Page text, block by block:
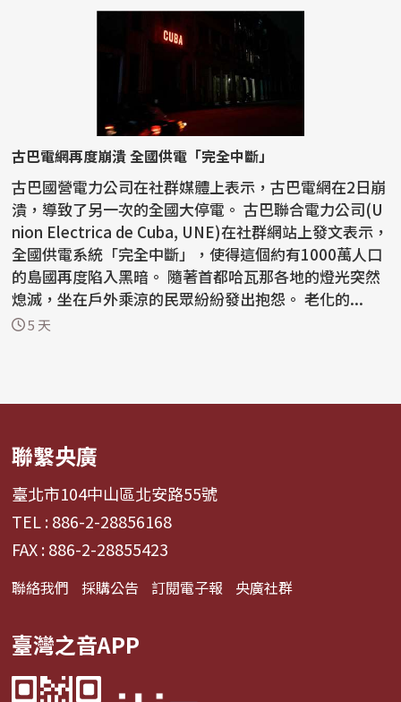
古巴電網再度崩潰 全國供電「完全中斷」
古巴國營電力公司在社群媒體上表示，古巴電網在2日崩
潰，導致了另一次的全國大停電。 古巴聯合電力公司(U
nion Electrica de Cuba, UNE)在社群網站上發文表示，
全國供電系統「完全中斷」，使得這個約有1000萬人口
的島國再度陷入黑暗。 隨著首都哈瓦那各地的燈光突然
熄滅，坐在戶外乘涼的民眾紛紛發出抱怨。 老化的...
5 天
聯繫央廣
臺北市104中山區北安路55號
TEL : 886-2-28856168
FAX : 886-2-28855423
聯絡我們 採購公告 訂閱電子報 央廣社群
臺灣之音APP